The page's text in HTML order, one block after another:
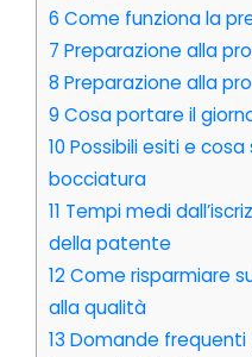
6 Come funziona la
7 Preparazione alla
8 Preparazione alla
9 Cosa portare il
10 Possibili esiti e
bocciatura
11 Tempi medi
della patente
12Come risparmiare
alla qualità
13 Domande frequenti